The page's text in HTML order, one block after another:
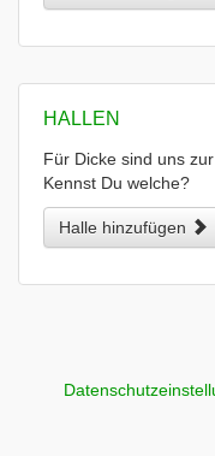
HALLEN
Für Dicke sind uns
Kennst Du welche?
Halle hinzufügen